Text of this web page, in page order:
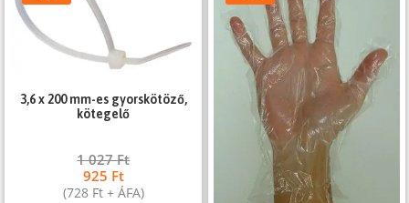
3,6 x 200 mm-es gyorskötöző,
kötegelő
1 027Ft
925 Ft
(728 Ft+ ÁFA)